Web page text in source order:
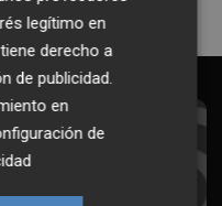
Boletín
legítimo en
derecho a
de publicidad.
en
de